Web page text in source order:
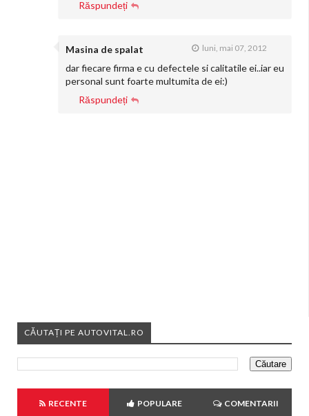
Răspundeți
Masina de spalat luni, mai 07, 2012
dar fiecare firma e cu defectele si calitatile ei..iar eu
personal sunt foarte multumita de ei:)
Răspundeți
CĂUTAȚI PE AUTOVITAL.RO
RECENTE POPULARE COMENTARII